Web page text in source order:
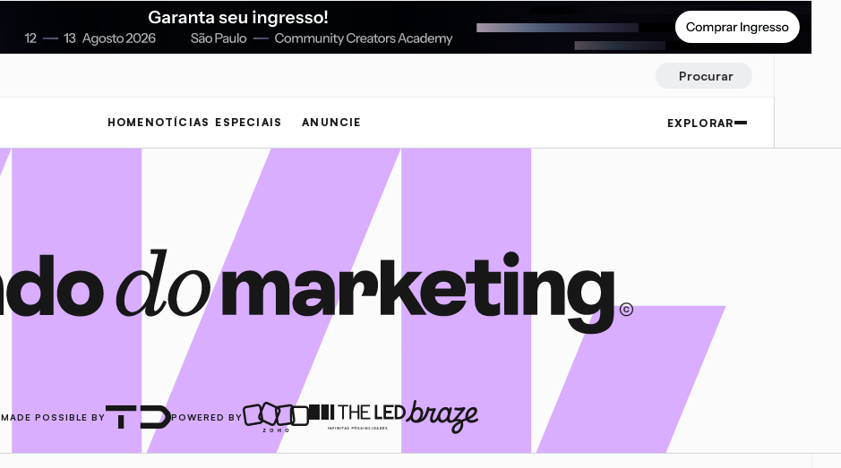
Procurar
HOME NOTÍCIAS ESPECIAIS ANUNCIE EXPLORAR
MADE POSSIBLE BY POWERED BY